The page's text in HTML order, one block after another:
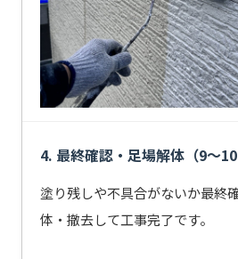
4. 最終確認・足場解体（9〜10
塗り残しや不具合がないか最終
体・撤去して工事完了です。